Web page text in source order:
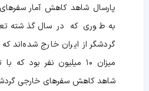
پارسال شاهد کاهش آمار سفرهای
به طوری که در سال گذشته
میزان ۱۰ میلیون نفر بود
شاهد کاهش سفرهای خارجی